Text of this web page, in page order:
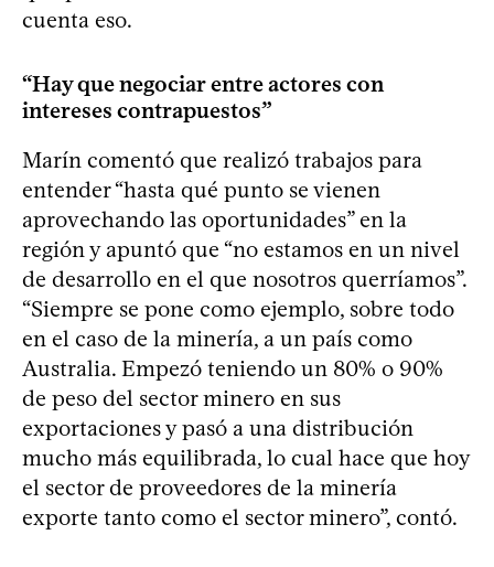
cuenta eso.
“Hay que negociar entre actores con
intereses contrapuestos”
Marín comentó que realizó trabajos para
entender “hasta qué punto se vienen
aprovechando las oportunidades” en la
región y apuntó que “no estamos en un nivel
de desarrollo en el que nosotros querríamos”.
“Siempre se pone como ejemplo, sobre todo
en el caso de la minería, a un país como
Australia. Empezó teniendo un 80% o 90%
de peso del sector minero en sus
exportaciones y pasó a una distribución
mucho más equilibrada, lo cual hace que hoy
el sector de proveedores de la minería
exporte tanto como el sector minero”, contó.